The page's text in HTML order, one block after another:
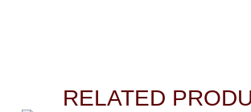
RELATED